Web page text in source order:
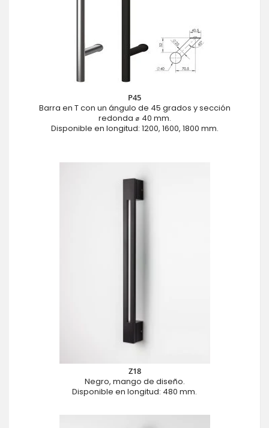
P45
Barra en T con un ángulo de 45 grados y sección
redonda ⌀ 40 mm.
Disponible en longitud: 1200, 1600, 1800 mm.
Z18
Negro, mango de diseño.
Disponible en longitud: 480 mm.